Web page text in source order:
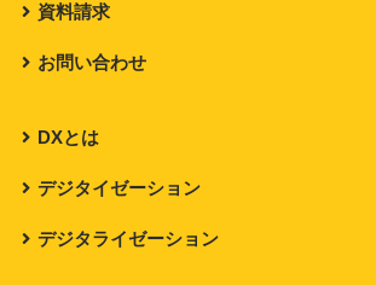
資料請求
お問い合わせ
DXとは
デジタイゼーション
デジタライゼーション